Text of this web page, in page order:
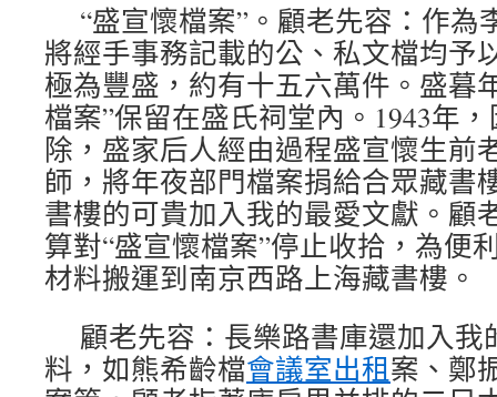
“盛宣懷檔案”。顧老先容：作為
將經手事務記載的公、私文檔均予
極為豐盛，約有十五六萬件。盛暮
檔案”保留在盛氏祠堂內。1943年
除，盛家后人經由過程盛宣懷生前
師，將年夜部門檔案捐給合眾藏書
書樓的可貴加入我的最愛文獻。顧
算對“盛宣懷檔案”停止收拾，為便
材料搬運到南京西路上海藏書樓。
顧老先容：長樂路書庫還加入
料，如熊希齡檔會議室出租案、鄭